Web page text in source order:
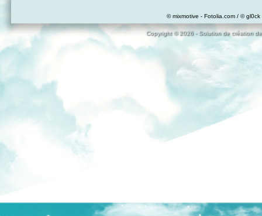
© mixmotive - Fotolia.com / ©
Copyright © 2026 - Solution de création